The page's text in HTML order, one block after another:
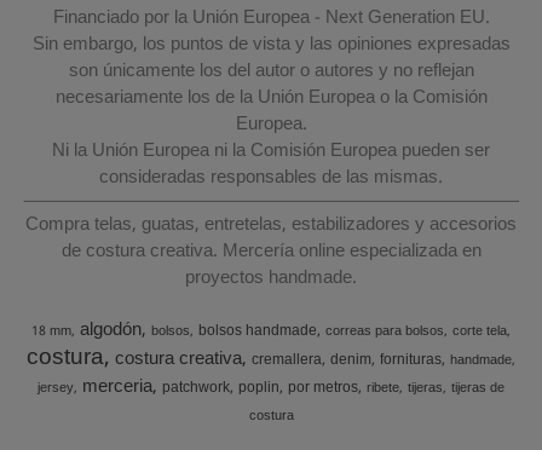
Financiado por la Unión Europea - Next Generation EU.
Sin embargo, los puntos de vista y las opiniones expresadas
son únicamente los del autor o autores y no reflejan
necesariamente los de la Unión Europea o la Comisión
Europea.
Ni la Unión Europea ni la Comisión Europea pueden ser
consideradas responsables de las mismas.
Compra telas, guatas, entretelas, estabilizadores y accesorios
de costura creativa. Mercería online especializada en
proyectos handmade.
18 mm algodón bolsos bolsos handmade correas para bolsos corte tela
costura costura creativa cremallera denim fornituras handmade
jersey merceria patchwork poplin por metros ribete tijeras tijeras de
costura